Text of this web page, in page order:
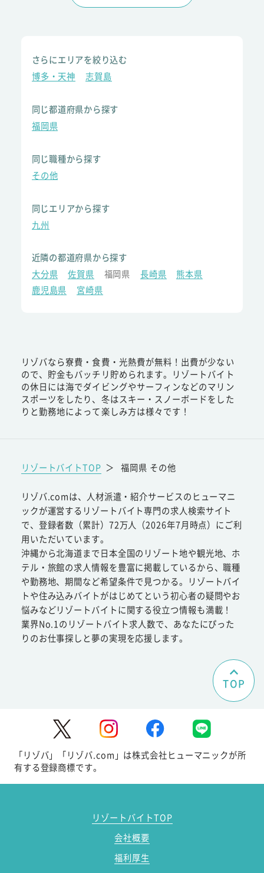
さらにエリアを絞り込む
博多・天神
志賀島
同じ都道府県から探す
福岡県
同じ職種から探す
その他
同じエリアから探す
九州
近隣の都道府県から探す
大分県
佐賀県 福岡県 長崎県
熊本県
鹿児島県
宮崎県
リゾバなら寮費・食費・光熱費が無料！出費が少ない
ので、貯金もバッチリ貯められます。リゾートバイト
の休日には海でダイビングやサーフィンなどのマリン
スポーツをしたり、冬はスキー・スノーボードをした
りと勤務地によって楽しみ方は様々です！
リゾートバイトTOP ＞ 福岡県 その他
リゾバ.comは、人材派遣・紹介サービスのヒューマニ
ックが運営するリゾートバイト専門の求人検索サイト
で、登録者数（累計）72万人（2026年7月時点）にご利
用いただいています。
沖縄から北海道まで日本全国のリゾート地や観光地、ホ
テル・旅館の求人情報を豊富に掲載しているから、職種
や勤務地、期間など希望条件で見つかる。リゾートバイ
トや住み込みバイトがはじめてという初心者の疑問やお
悩みなどリゾートバイトに関する役立つ情報も満載！
業界No.1のリゾートバイト求人数で、あなたにぴった
りのお仕事探しと夢の実現を応援します。
TOP
「リゾバ」「リゾバ.com」は株式会社ヒューマニックが所
有する登録商標です。
リゾートバイトTOP
会社概要
福利厚生